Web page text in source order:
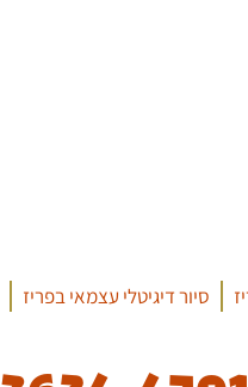
סיור דיגיטלי עצמאי בפריז